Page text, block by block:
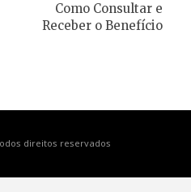
Como Consultar e
Receber o Benefício
direitos reservados